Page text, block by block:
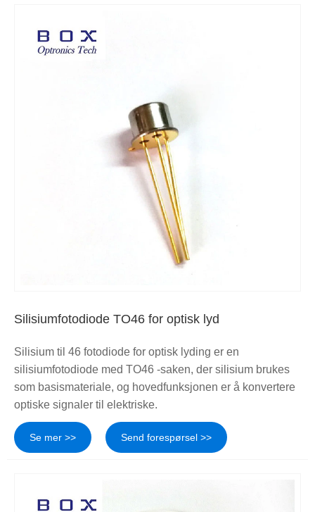
Silisiumfotodiode TO46 for optisk lyd
Silisium til 46 fotodiode for optisk lyding er en
silisiumfotodiode med TO46 -saken, der silisium brukes
som basismateriale, og hovedfunksjonen er å konvertere
optiske signaler til elektriske.
Se mer >> Send forespørsel >>